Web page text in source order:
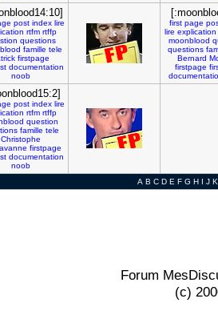
post index lire
rtfm rtffp
questions
famille tele
firstpage
documentation
noob
first page
lire explication
moonblood
questions
Bernard
firstpage
post index lire
rtfm rtffp
question
famille tele
Christophe
firstpage
documentation
noob
A B C D E F G H I J K
Forum
(c)